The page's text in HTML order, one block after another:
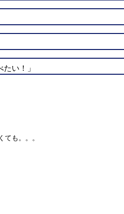
い！」
ても。。。